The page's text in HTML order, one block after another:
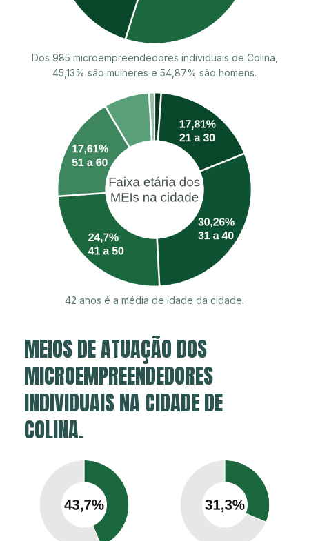
Dos 985 microempreendedores individuais de Colina,
45,13% são mulheres e 54,87% são homens.
42 anos é a média de idade da cidade.
MEIOS DE ATUAÇÃO DOS
MICROEMPREENDEDORES
INDIVIDUAIS NA CIDADE DE
COLINA.